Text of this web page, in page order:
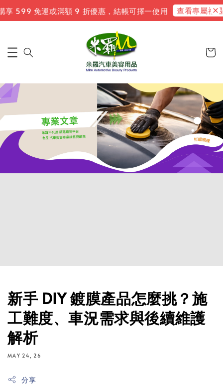
免運或滿額 9 折優惠，結帳可擇一使用 查看專屬禮遇 新
新手 DIY 鍍膜產品怎麼挑？施
工難度、車況需求與後續維護
解析
MAY 24, 26
分享